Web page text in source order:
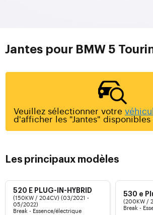
Jantes pour BMW 5
Veuillez sélectionner votre
d'afficher les "Jantes"
Les principaux modèles
520 E PLUG-IN-HYBRID
(150KW / 204CV) (03/2021 -
05/2022)
Break - Essence/électrique
530 e
(200KW /
Break -